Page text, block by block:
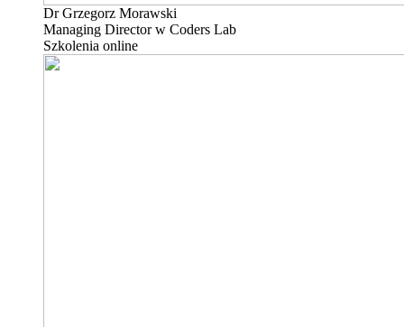
Dr Grzegorz Morawski
Managing Director w Coders Lab
Szkolenia online